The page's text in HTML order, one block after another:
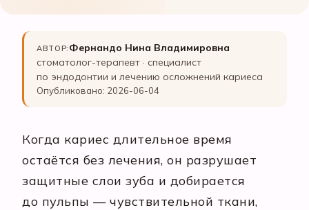
АВТОР: Фернандо Нина Владимировна
стоматолог-терапевт · специалист
по эндодонтии и лечению осложнений кариеса
Опубликовано: 2026-06-04
Когда кариес длительное время
остаётся без лечения, он разрушает
защитные слои зуба и добирается
до пульпы — чувствительной ткани,